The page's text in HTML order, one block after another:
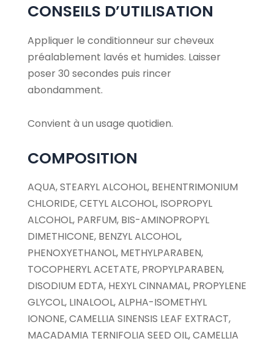
CONSEILS D’UTILISATION
Appliquer le conditionneur sur cheveux
préalablement lavés et humides. Laisser
poser 30 secondes puis rincer
abondamment.
Convient à un usage quotidien.
COMPOSITION
AQUA, STEARYL ALCOHOL, BEHENTRIMONIUM
CHLORIDE, CETYL ALCOHOL, ISOPROPYL
ALCOHOL, PARFUM, BIS-AMINOPROPYL
DIMETHICONE, BENZYL ALCOHOL,
PHENOXYETHANOL, METHYLPARABEN,
TOCOPHERYL ACETATE, PROPYLPARABEN,
DISODIUM EDTA, HEXYL CINNAMAL, PROPYLENE
GLYCOL, LINALOOL, ALPHA-ISOMETHYL
IONONE, CAMELLIA SINENSIS LEAF EXTRACT,
MACADAMIA TERNIFOLIA SEED OIL, CAMELLIA